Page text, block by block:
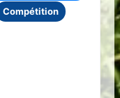
Compétition